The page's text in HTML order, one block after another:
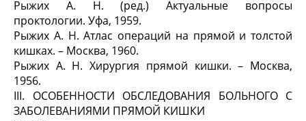
Рыжих А. Н. (ред.) Актуальные вопросы
проктологии. Уфа, 1959.
Рыжих А. Н. Атлас операций на прямой и толстой
кишках. – Москва, 1960.
Рыжих А. Н. Хирургия прямой кишки. – Москва,
1956.
III. ОСОБЕННОСТИ ОБСЛЕДОВАНИЯ БОЛЬНОГО С
ЗАБОЛЕВАНИЯМИ ПРЯМОЙ КИШКИ